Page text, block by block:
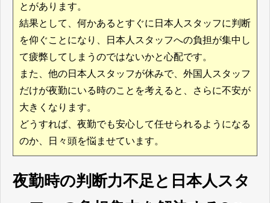
とがあります。
結果として、何かあるとすぐに日本人スタッフに判断
を仰ぐことになり、日本人スタッフへの負担が集中し
て疲弊してしまうのではないかと心配です。
また、他の日本人スタッフが休みで、外国人スタッフ
だけが夜勤にいる時のことを考えると、さらに不安が
大きくなります。
どうすれば、夜勤でも安心して任せられるようになる
のか、日々頭を悩ませています。
夜勤時の判断力不足と日本人スタ